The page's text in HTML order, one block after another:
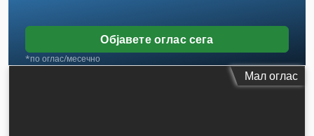
Објавете оглас сега
*по оглас/месечно
Мал оглас